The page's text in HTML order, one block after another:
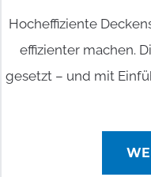
Hocheffiziente
effizienter machen.
gesetzt – und mit